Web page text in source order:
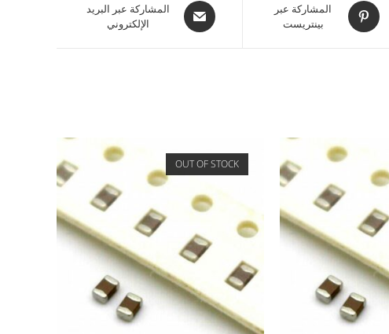
المشاركة عبر
بينتريست
المشاركة عبر البريد
الإلكتروني
OUT OF STOCK